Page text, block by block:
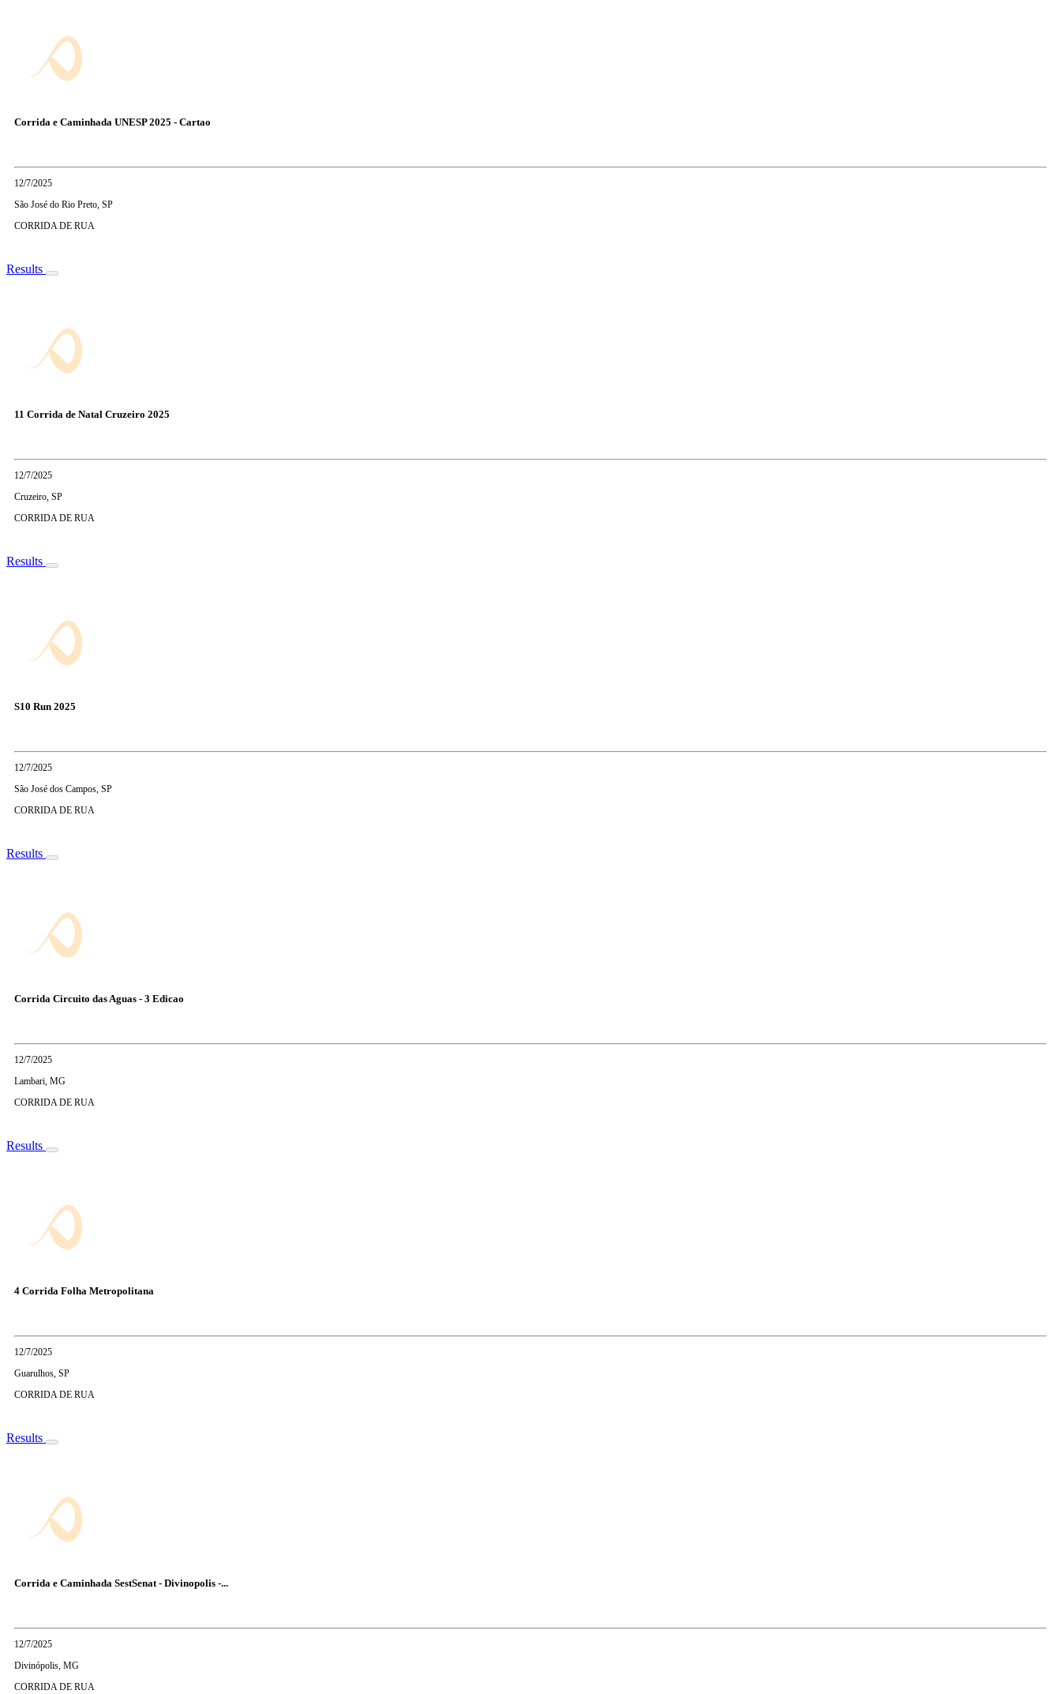
Corrida e Caminhada UNESP 2025 - Cartao
12/7/2025
São José do Rio Preto, SP
CORRIDA DE RUA
Results
11 Corrida de Natal Cruzeiro 2025
12/7/2025
Cruzeiro, SP
CORRIDA DE RUA
Results
S10 Run 2025
12/7/2025
São José dos Campos, SP
CORRIDA DE RUA
Results
Corrida Circuito das Aguas - 3 Edicao
12/7/2025
Lambari, MG
CORRIDA DE RUA
Results
4 Corrida Folha Metropolitana
12/7/2025
Guarulhos, SP
CORRIDA DE RUA
Results
Corrida e Caminhada SestSenat - Divinopolis -...
12/7/2025
Divinópolis, MG
CORRIDA DE RUA